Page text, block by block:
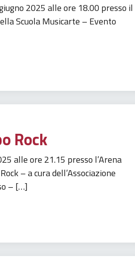
2025 alle ore 18.00 presso il
Scuola Musicarte – Evento
Rock
alle ore 21.15 presso l’Arena
– a cura dell’Associazione
– […]